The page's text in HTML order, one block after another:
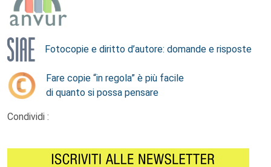
Fotocopie e diritto d’autore: domande e risposte
Fare copie “in regola” è più facile
di quanto si possa pensare
Condividi :